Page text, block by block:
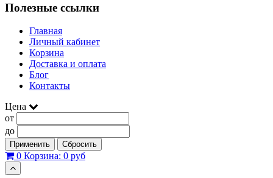
Полезные ссылки
Главная
Личный кабинет
Корзина
Доставка и оплата
Блог
Контакты
Цена
от
до
Применить Сбросить
0 Корзина: 0 руб